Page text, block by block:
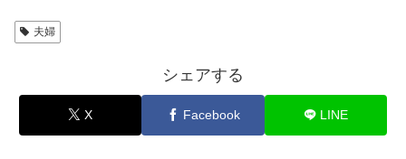
夫婦
シェアする
X Facebook LINE